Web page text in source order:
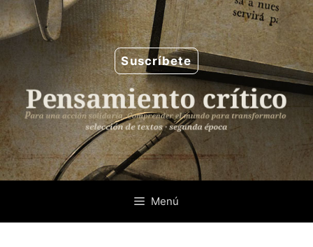
Saltar
al
contenido
Suscríbete
Menú